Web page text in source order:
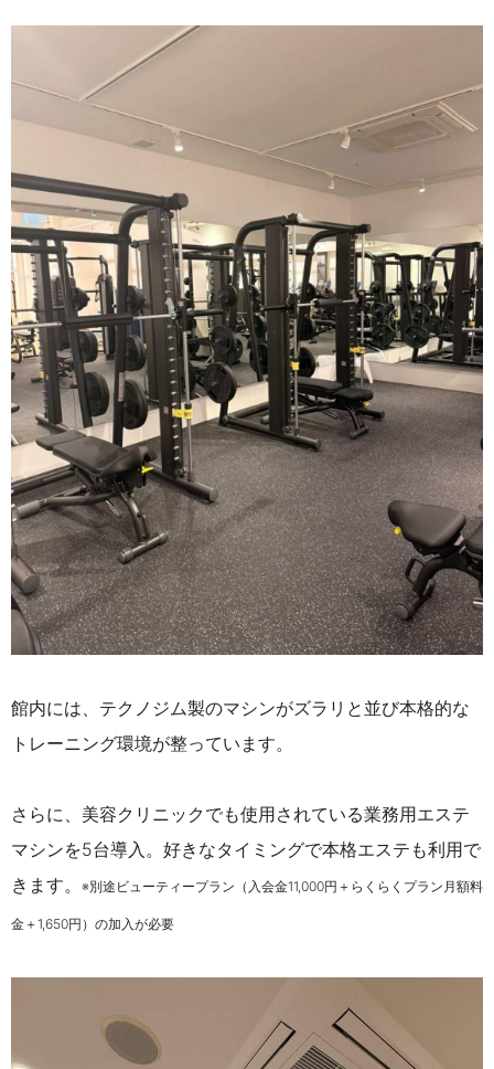
館内には、テクノジム製のマシンがズラリと並び本格的な
トレーニング環境が整っています。
さらに、美容クリニックでも使用されている業務用エステ
マシンを5台導入。好きなタイミングで本格エステも利用で
きます。
※別途ビューティープラン（入会金11,000円＋らくらくプラン月額料
金＋1,650円）の加入が必要